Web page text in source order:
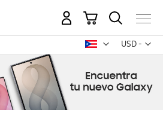
USD -
dólar
Mi carrito